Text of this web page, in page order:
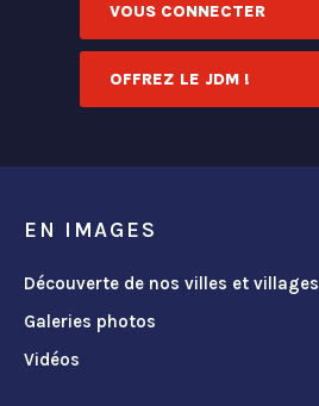
VOUS CONNECTER
OFFREZ LE JDM !
EN IMAGES
Découverte de nos villes et villages
Galeries photos
Vidéos